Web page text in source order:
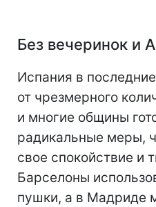
Без вечеринок и
Испания в
от чрезмерного
и многие общины
радикальные меры,
свое спокойствие и
Барселоны
пушки, а в Мадриде